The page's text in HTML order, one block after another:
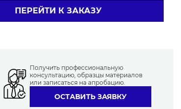
ПЕРЕЙТИ К ЗАКАЗУ
Получить профессиональную
консультацию, образцы материалов
или записаться на апробацию.
ОСТАВИТЬ ЗАЯВКУ